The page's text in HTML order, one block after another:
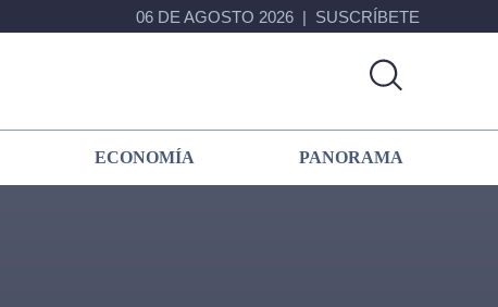
06 DE AGOSTO 2026 SUSCRÍBETE
ECONOMÍA PANORAMA